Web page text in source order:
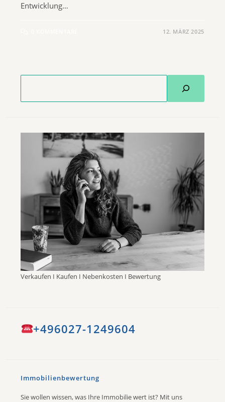
Entwicklung…
12. MÄRZ 2025
Verkaufen I Kaufen I Nebenkosten I Bewertung
+496027-1249604
Immobilienbewertung
Sie wollen wissen, was Ihre Immobilie wert ist? Mit uns